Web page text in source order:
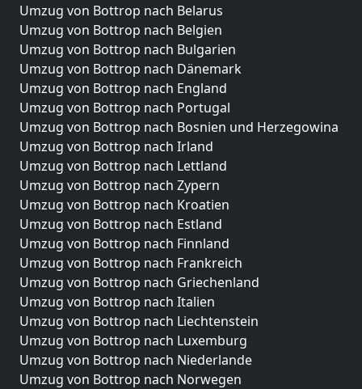
Umzug von Bottrop nach Belarus
Umzug von Bottrop nach Belgien
Umzug von Bottrop nach Bulgarien
Umzug von Bottrop nach Dänemark
Umzug von Bottrop nach England
Umzug von Bottrop nach Portugal
Umzug von Bottrop nach Bosnien und Herzegowina
Umzug von Bottrop nach Irland
Umzug von Bottrop nach Lettland
Umzug von Bottrop nach Zypern
Umzug von Bottrop nach Kroatien
Umzug von Bottrop nach Estland
Umzug von Bottrop nach Finnland
Umzug von Bottrop nach Frankreich
Umzug von Bottrop nach Griechenland
Umzug von Bottrop nach Italien
Umzug von Bottrop nach Liechtenstein
Umzug von Bottrop nach Luxemburg
Umzug von Bottrop nach Niederlande
Umzug von Bottrop nach Norwegen